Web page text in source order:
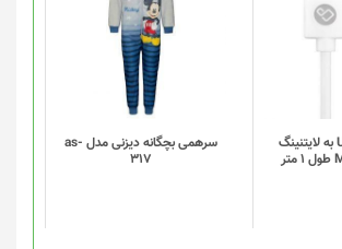
کابل تبدیل USB به لایتنینگ
سرهمی بچگانه دیزنی مدل as-
317